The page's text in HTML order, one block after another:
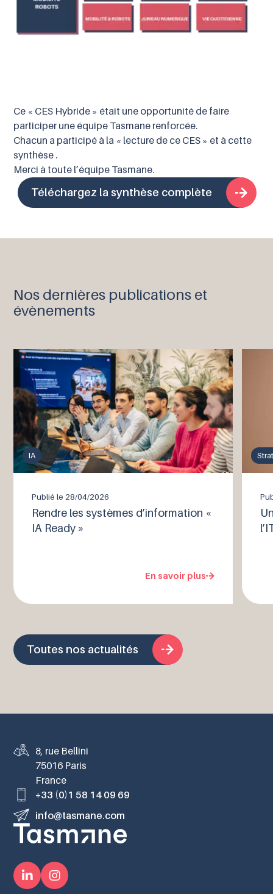
Ce « CES Hybride » était une opportunité de faire
participer une équipe Tasmane renforcée.
Chacun a participé à la « lecture de ce CES » et à cette
synthèse .
Merci à toute l’équipe Tasmane.
Téléchargez la synthèse complète
Nos dernières publications et
évènements
IA
Publié le 28/04/2026
Rendre les systèmes d’information «
IA Ready »
En savoir plus
Toutes nos actualités
8, rue Bellini
75016 Paris
France
+33 (0)1 58 14 09 69
info@tasmane.com